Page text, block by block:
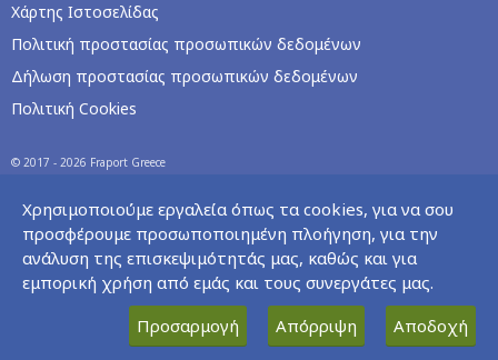
Χάρτης Ιστοσελίδας
Πολιτική προστασίας προσωπικών δεδομένων
Δήλωση προστασίας προσωπικών δεδομένων
Πολιτική Cookies
© 2017 - 2026 Fraport Greece
Χρησιμοποιούμε εργαλεία όπως τα cookies, για να σου
προσφέρουμε προσωποποιημένη πλοήγηση, για την
ανάλυση της επισκεψιμότητάς μας, καθώς και για
εμπορική χρήση από εμάς και τους συνεργάτες μας.
Προσαρμογή
Απόρριψη Αποδοχή